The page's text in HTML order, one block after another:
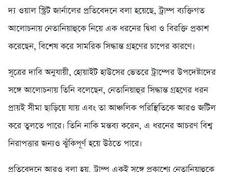
দ্য ওয়াল স্ট্রিট জার্নালের প্রতিবেদনে বলা হয়েছে, ট্রাম্প ব্যক্তিগত
আলোচনায় নেতানিয়াহুকে নিয়ে এক ধরনের দ্বিধা ও বিরক্তি প্রকাশ
করেছেন, বিশেষ করে সামরিক সিদ্ধান্ত গ্রহণের চাপের কারণে।
সূত্রের দাবি অনুযায়ী, হোয়াইট হাউসের ভেতরে ট্রাম্পের উপদেষ্টাদের
সঙ্গে আলোচনায় তিনি বলেছেন, নেতানিয়াহুর সিদ্ধান্ত গ্রহণের ধরন
প্রায়ই সীমা ছাড়িয়ে যায় এবং তা আঞ্চলিক পরিস্থিতিকে আরও জটিল
করে তুলতে পারে। তিনি নাকি মন্তব্য করেন, এ ধরনের আচরণ বিশ্ব
নিরাপত্তার জন্যও ঝুঁকিপূর্ণ হয়ে উঠতে পারে।